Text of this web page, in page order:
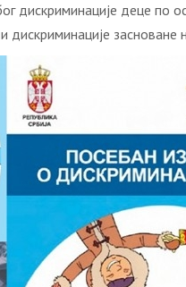
дискриминације деце по
засноване